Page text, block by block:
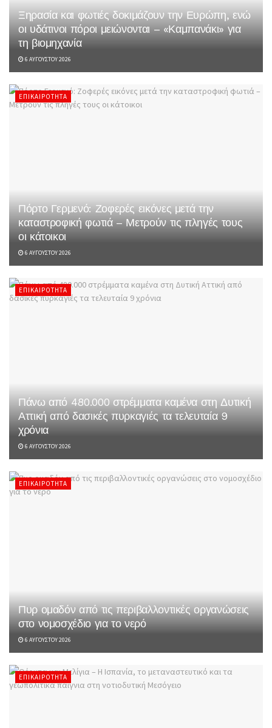
Ξηρασία και φωτιές δοκιμάζουν την Ευρώπη, ενώ
οι υδάτινοι πόροι μειώνονται – «Καμπανάκι» για
τη βιομηχανία
6 ΑΥΓΟΎΣΤΟΥ 2026
ΕΠΙΚΑΙΡΌΤΗΤΑ
Πόρτο Γερμενό: Ζοφερές εικόνες μετά την
καταστροφική φωτιά – Μετρούν τις πληγές τους
οι κάτοικοι
6 ΑΥΓΟΎΣΤΟΥ 2026
ΕΠΙΚΑΙΡΌΤΗΤΑ
Πάνω από 480.000 στρέμματα καμένα στη Δυτική
Αττική από δασικές πυρκαγιές τα τελευταία 9
χρόνια
6 ΑΥΓΟΎΣΤΟΥ 2026
ΕΠΙΚΑΙΡΌΤΗΤΑ
Πυρ ομαδόν από τις περιβαλλοντικές οργανώσεις
στο νομοσχέδιο για το νερό
6 ΑΥΓΟΎΣΤΟΥ 2026
ΕΠΙΚΑΙΡΌΤΗΤΑ